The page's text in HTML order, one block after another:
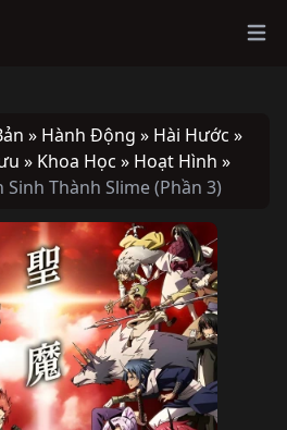
» Hành Động » Hài Hước »
» Khoa Học » Hoạt Hình »
Thành Slime (Phần 3)